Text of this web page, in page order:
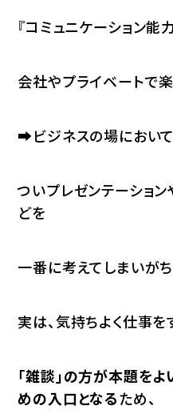
『コミュニケーション能
会社やプライベートで楽
➡ビジネスの場において
ついプレゼンテーショ
どを
一番に考えてしまいがち
実は、気持ちよく仕事
「雑談」の方が本題を
めの入口となるため、